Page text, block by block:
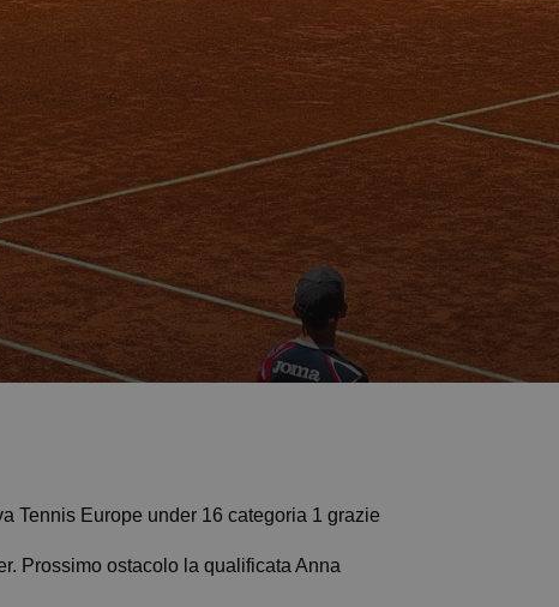
Tennis Europe under 16 categoria 1 grazie
Prossimo ostacolo la qualificata Anna